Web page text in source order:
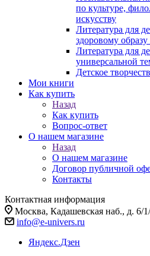
по культуре,
искусству
Литература для
здоровому
Литература для
универсальной
Детское
Мои книги
Как купить
Назад
Как купить
Вопрос-ответ
О нашем магазине
Назад
О нашем магазине
Договор публичной
Контакты
Контактная информация
Москва, Кадашевская наб., д. 6/
info@e-univers.ru
Яндекс.Дзен